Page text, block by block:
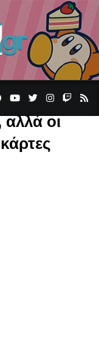
αλλά οι